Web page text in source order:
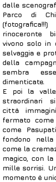
dalle
Parco di
rinoceronte
vivono solo in
selvaggia e
della
sembra
dimenticate.
E poi la
straordinari
città
fermato
come
fondono
come la
magico, con
mille sorrisi.
momento è